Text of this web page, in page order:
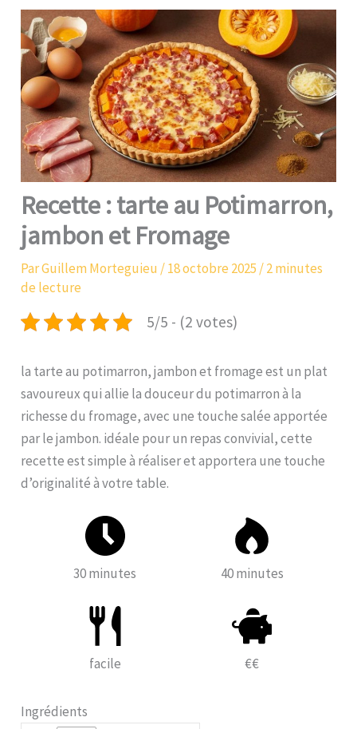
Recette : tarte au Potimarron,
jambon et Fromage
ParGuillem Morteguieu /18 octobre 2025 /2 minutes
de lecture
5/5 - (2 votes)
la tarte au potimarron, jambon et fromage est un plat
savoureux qui allie la douceur du potimarron à la
richesse du fromage, avec une touche salée apportée
par le jambon. idéale pour un repas convivial, cette
recette est simple à réaliser et apportera une touche
d’originalité à votre table.
30 minutes 40 minutes
facile €€
Ingrédients